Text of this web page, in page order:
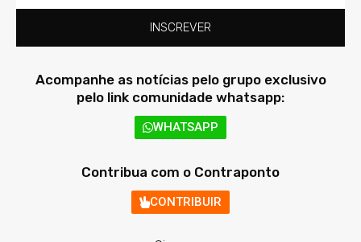
INSCREVER
Acompanhe as notícias pelo grupo exclusivo
pelo link comunidade whatsapp:
WHATSAPP
Contribua com o Contraponto
CONTRIBUIR